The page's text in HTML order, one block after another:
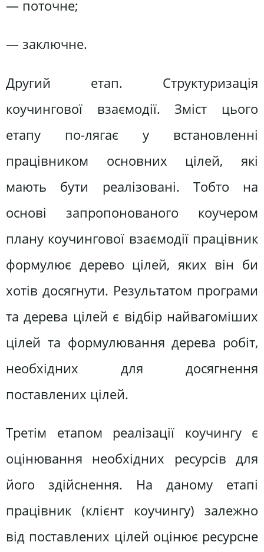
— поточне;
— заключне.
Другий етап. Структуризація
коучингової взаємодії. Зміст цього
етапу по-лягає у встановленні
працівником основних цілей, які
мають бути реалізовані. Тобто на
основі запропонованого коучером
плану коучингової взаємодії працівник
формулює дерево цілей, яких він би
хотів досягнути. Результатом програми
та дерева цілей є відбір найвагоміших
цілей та формулювання дерева робіт,
необхідних для досягнення
поставлених цілей.
Третім етапом реалізації коучингу є
оцінювання необхідних ресурсів для
його здійснення. На даному етапі
працівник (клієнт коучингу) залежно
від поставлених цілей оцінює ресурсне